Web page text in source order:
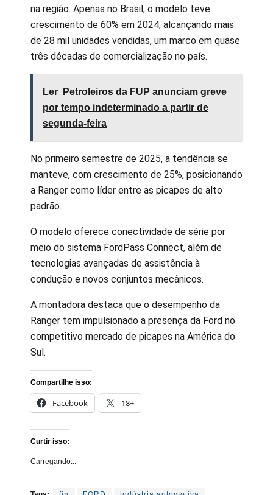
na região. Apenas no Brasil, o modelo teve
crescimento de 60% em 2024, alcançando mais
de 28 mil unidades vendidas, um marco em quase
três décadas de comercialização no país.
Ler
Petroleiros da FUP anunciam greve
por tempo indeterminado a partir de
segunda-feira
No primeiro semestre de 2025, a tendência se
manteve, com crescimento de 25%, posicionando
a Ranger como líder entre as picapes de alto
padrão.
O modelo oferece conectividade de série por
meio do sistema FordPass Connect, além de
tecnologias avançadas de assistência à
condução e novos conjuntos mecânicos.
A montadora destaca que o desempenho da
Ranger tem impulsionado a presença da Ford no
competitivo mercado de picapes na América do
Sul.
Compartilhe isso:
Facebook 18+
Curtir isso:
Carregando...